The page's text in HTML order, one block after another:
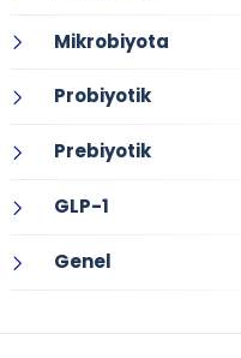
Mikrobiyota
Probiyotik
Prebiyotik
GLP-1
Genel